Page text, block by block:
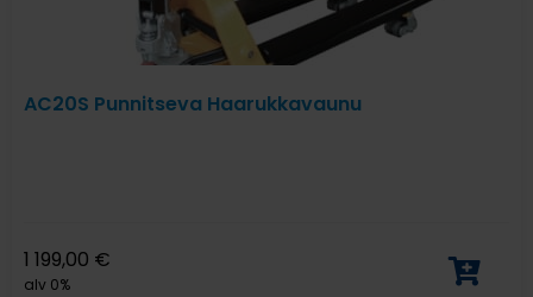
AC20S Punnitseva Haarukkavaunu
1 199,00 €
alv 0%